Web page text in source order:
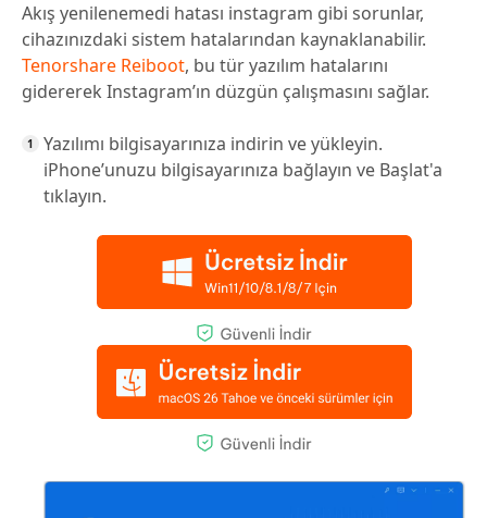
Akış yenilenemedi hatası instagram gibi sorunlar,
cihazınızdaki sistem hatalarından kaynaklanabilir.
Tenorshare Reiboot, bu tür yazılım hatalarını
gidererek Instagram’ın düzgün çalışmasını sağlar.
Yazılımı bilgisayarınıza indirin ve yükleyin.
iPhone’unuzu bilgisayarınıza bağlayın ve Başlat'a
tıklayın.